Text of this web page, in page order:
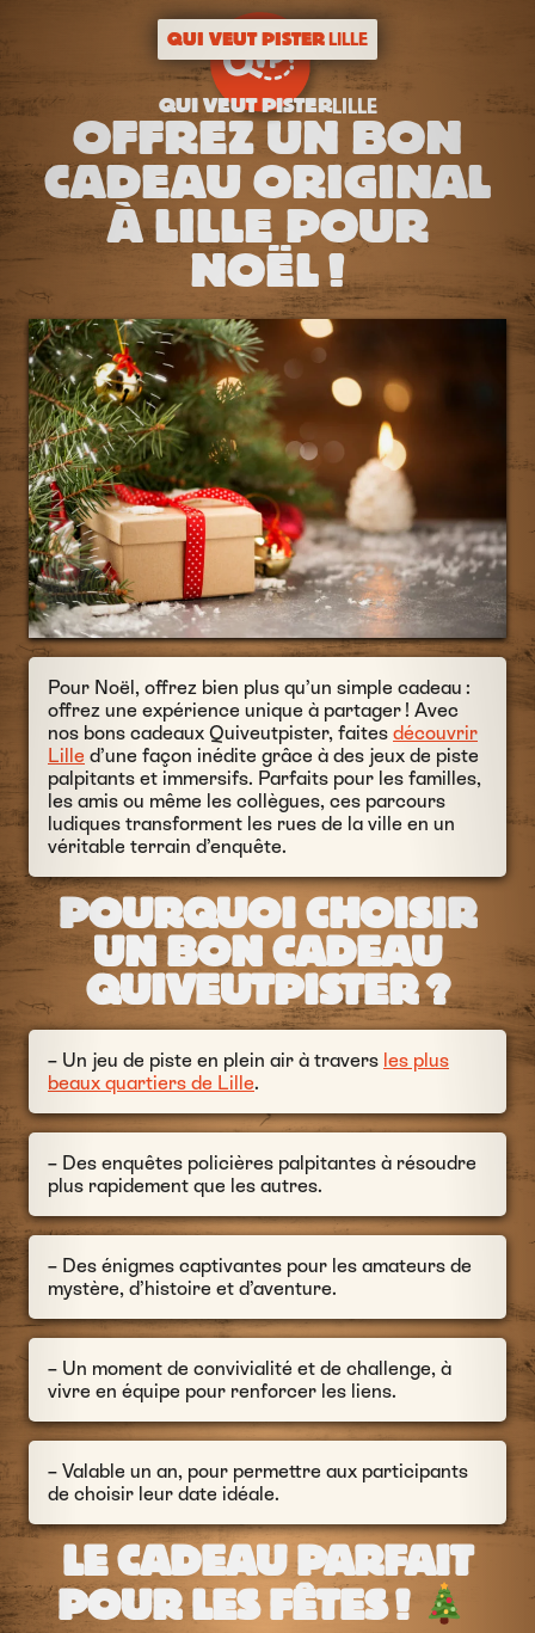
QUI VEUT PISTERLILLE
QUI VEUT PISTERLILLE
OFFREZ UN BON
CADEAU ORIGINAL
À LILLE POUR
NOËL !
Pour Noël, offrez bien plus qu’un simple cadeau :
offrez une expérience unique à partager ! Avec
nos bons cadeaux Quiveutpister, faites découvrir
Lille d’une façon inédite grâce à des jeux de piste
palpitants et immersifs. Parfaits pour les familles,
les amis ou même les collègues, ces parcours
ludiques transforment les rues de la ville en un
véritable terrain d’enquête.
POURQUOI CHOISIR
UN BON CADEAU
QUIVEUTPISTER ?
– Un jeu de piste en plein air à travers les plus
beaux quartiers de Lille.
– Des enquêtes policières palpitantes à résoudre
plus rapidement que les autres.
– Des énigmes captivantes pour les amateurs de
mystère, d’histoire et d’aventure.
– Un moment de convivialité et de challenge, à
vivre en équipe pour renforcer les liens.
– Valable un an, pour permettre aux participants
de choisir leur date idéale.
LE CADEAU PARFAIT
POUR LES FÊTES !